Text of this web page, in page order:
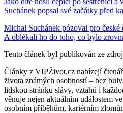
Suchánek popsal své začátky před
Michal Suchánek pózoval pro české
A oblékali ho do toho, co bylo
Tento článek byl publikován ze
Články z VIPŽivot.cz nabízejí
života známých osobností – bez
lidskou stránku slávy, vztahů i
věnuje nejen aktuálním událostem
osobním příběhům, kariérním